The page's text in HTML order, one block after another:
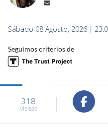
Sábado 08 Agosto, 2026 |
Seguimos criterios de
318
visitas